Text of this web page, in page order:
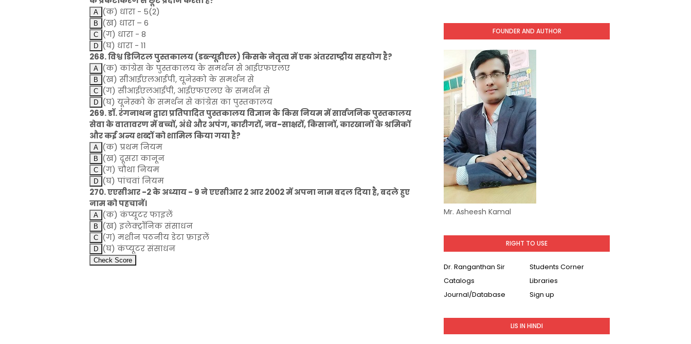
(क) धारा - 5(2)
(ख) धारा – 6
(ग) धारा - 8
(घ) धारा - 11
268. विश्व डिजिटल पुस्तकालय (डब्ल्यूडीएल) किसके नेतृत्व में एक अंतरराष्ट्रीय सहयोग है?
(क) कांग्रेस के पुस्तकालय के समर्थन से आईएफएलए
(ख) सीआईएलआईपी, यूनेस्को के समर्थन से
(ग) सीआईएलआईपी, आईएफएलए के समर्थन से
(घ) यूनेस्को के समर्थन से कांग्रेस का पुस्तकालय
269. डॉ. रंगनाथन द्वारा प्रतिपादित पुस्तकालय विज्ञान के किस नियम में सार्वजनिक पुस्तकालय
सेवा के वातावरण में बच्चों, अंधे और अपंग, कारीगरों, नव-साक्षरों, किसानों, कारखानों के श्रमिकों
और कई अन्य शब्दों को शामिल किया गया है?
(क) प्रथम नियम
(ख) दूसरा कानून
(ग) चौथा नियम
(घ) पांचवां नियम
270. एएसीआर -2 के अध्याय - 9 ने एएसीआर 2 आर 2002 में अपना नाम बदल दिया है, बदले हुए
नाम को पहचानें।
(क) कंप्यूटर फाइलें
(ख) इलेक्ट्रॉनिक संसाधन
(ग) मशीन पठनीय डेटा फ़ाइलें
(घ) कंप्यूटर संसाधन
FOUNDER AND AUTHOR
Mr. Asheesh Kamal
RIGHT TO USE
Dr. Ranganthan Sir
Students Corner
Catalogs
Libraries
Journal/Database
Sign up
LIS IN HINDI